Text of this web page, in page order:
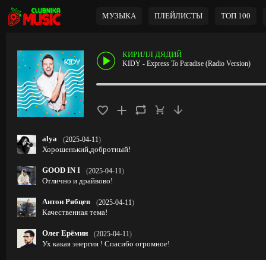
МУЗЫКА ПЛЕЙЛИСТЫ ТОП 100
КИРИЛЛ ДЯДИЙ
KIDY - Express To Paradise (Radio Version)
alya (2025-04-11)
Хорошенький,добротный!
GOOD IN I (2025-04-11)
Отлично и драйвово!
Антон Рябцев (2025-04-11)
Качественная тема!
Олег Ерёмин (2025-04-11)
Ух какая энергия ! Спасибо огромное!